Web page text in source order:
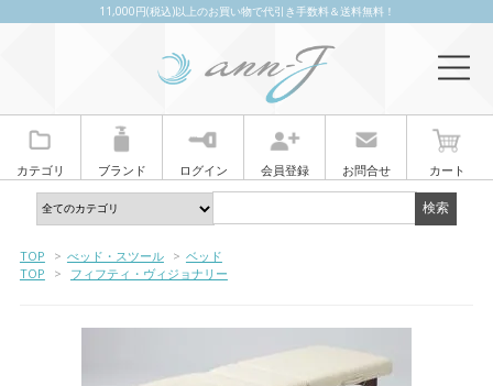
11,000円(税込)以上のお買い物で代引き手数料＆送料無料！
カテゴリ ブランド ログイン 会員登録 お問合せ カート
TOP > べッド・スツール > ベッド
TOP
> フィフティ・ヴィジョナリー